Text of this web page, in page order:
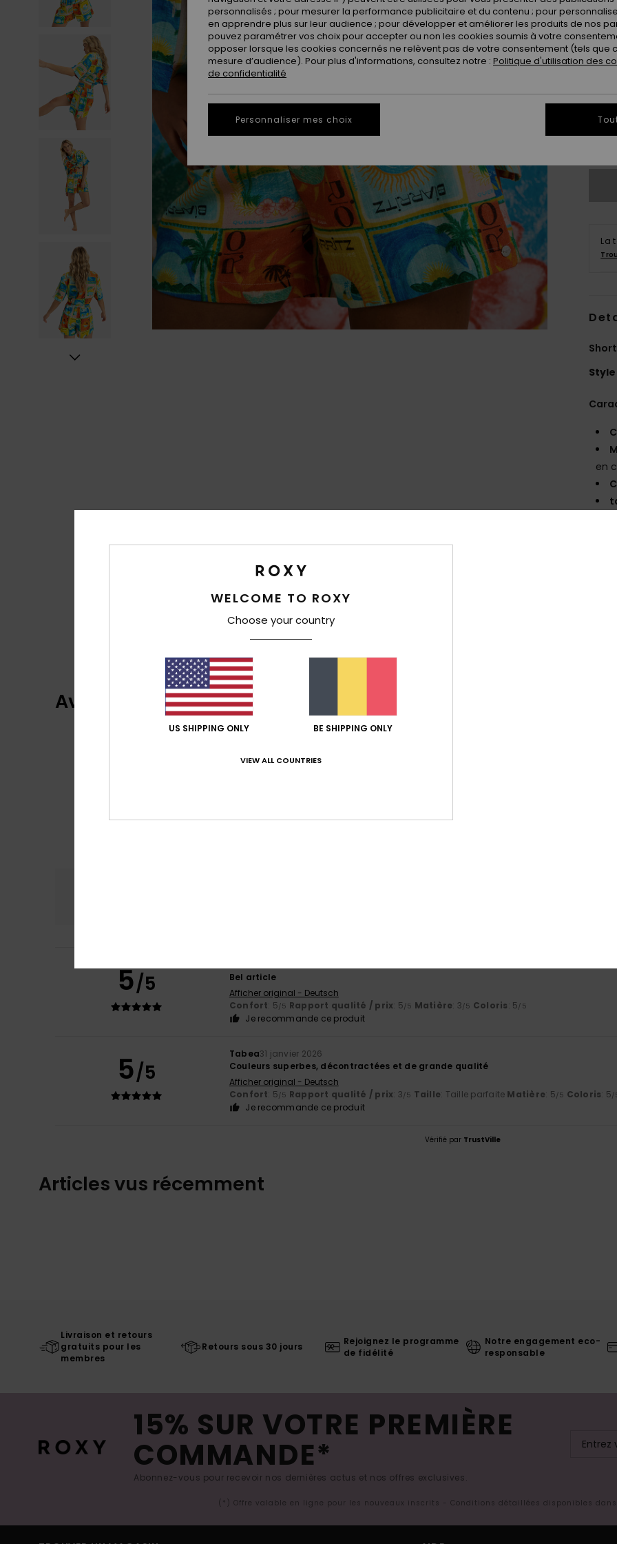
La
Style
en
Avis clients
5/5
Bel article
Afficher original - Deutsch
Confort: 5/5 Rapport qualité / prix: 5/5 Matière: 3/5 Coloris: 5/5
Je recommande ce produit
5/5
Tabea31 janvier 2026
Couleurs superbes, décontractées et de grande qualité
Afficher original - Deutsch
Confort: 5/5 Rapport qualité / prix: 3/5 Taille: Taille parfaite Matière: 5/5 Coloris: 5/
Je recommande ce produit
Vérifié par TrustVille
Articles vus récemment
Livraison et retours
gratuits pour les
membres
Retours sous 30 jours
Rejoignez le programme
de fidélité
Notre engagement eco-
responsable
15% SUR VOTRE PREMIÈRE
COMMANDE*
Abonnez-vous pour recevoir nos dernières actus et nos offres exclusives.
(*) Offre valable en ligne pour les nouveaux inscrits - Conditions détaillées disponibles
WELCOME TO ROXY
Choose your country
US SHIPPING ONLY BE SHIPPING ONLY
VIEW ALL COUNTRIES
personnalisés ; pour mesurer la performance publicitaire et du contenu ; pour
en apprendre plus sur leur audience ; pour développer et améliorer les produits de nos
pouvez paramétrer vos choix pour accepter ou non les cookies soumis à votre
opposer lorsque les cookies concernés ne relèvent pas de votre consentement (tels que
mesure d’audience). Pour plus d'informations, consultez notre : Politique d'utilisation des
de confidentialité
Personnaliser mes choix